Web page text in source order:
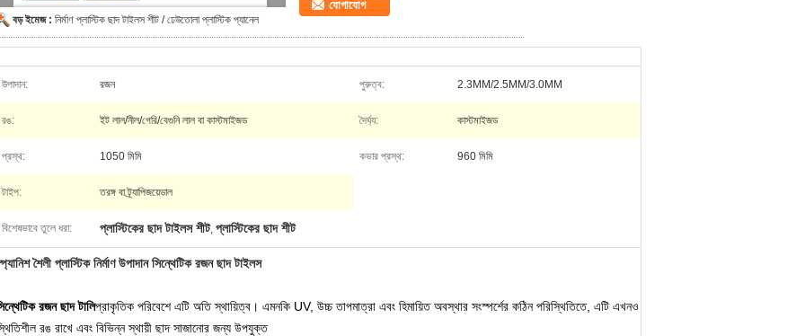
বড় ইমেজ : নির্মাণ প্লাস্টিক ছাদ টাইলস শীট / ঢেউতোলা প্লাস্টিক প্যানেল
যোগাযোগ
উপাদান: রজন পুরুত্ব: 2.3MM/2.5MM/3.0MM
রঙ: ইট লাল/নীল/গেরি/বেগুনি লাল বা কাস্টমাইজড দৈর্ঘ্য: কাস্টমাইজড
প্রস্থ: 1050 মিমি কভার প্রস্থ: 960 মিমি
টাইপ: তরঙ্গ বা ট্র্যাপিজয়েডাল
বিশেষভাবে তুলে ধরা: প্লাস্টিকের ছাদ টাইলস শীট, প্লাস্টিকের ছাদ শীট
শৈলী প্লাস্টিক নির্মাণ উপাদান সিন্থেটিক রজন ছাদ টাইলস
রজন ছাদ টালিপ্রাকৃতিক পরিবেশে এটি অতি স্থায়িত্ব। এমনকি UV, উচ্চ তাপমাত্রা এবং হিমায়িত অবস্থার সংস্পর্শের কঠিন পরিস্থিতিতে, এটি এখনও
রঙ রাখে এবং বিভিন্ন স্থায়ী ছাদ সাজানোর জন্য উপযুক্ত